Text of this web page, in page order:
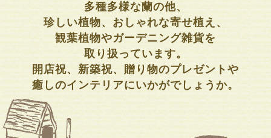
多種多様な蘭の他、
珍しい植物、おしゃれな寄せ植え、
観葉植物やガーデニング雑貨を
取り扱っています。
開店祝、新築祝、贈り物のプレゼントや
癒しのインテリアにいかがでしょうか。